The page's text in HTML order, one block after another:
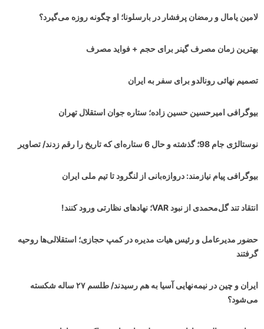
لامین یامال و رمضان پرفشار در بارسلونا؛ او چگونه روزه می‌گیرد؟
بهترین زمان مصرف گینر برای حجم + فواید مصرف
تصمیم نهائی رونالدو برای سفر به ایران
بیوگرافی امیرحسین حسین زاده؛ ستاره جوان استقلال تهران
نوستالژی جام 98؛ گذشته و حال 6 ستاره‌ای که تاریخ را رقم زدند/ تصاویر
بیوگرافی پیام نیازمند: دروازه‌بانی از لنگرود تا تیم ملی ایران
انتقاد تند گل‌محمدی از نبود VAR؛ نهادهای نظارتی ورود کنند!
حضور مدیرعامل و رئیس هیات مدیره در کمپ حجازی؛ استقلالی‌ها روحیه
گرفتند
ایران و چین در نیمه‌نهایی آسیا به هم رسیدند/ طلسم ۲۷ ساله شکسته
می‌شود؟